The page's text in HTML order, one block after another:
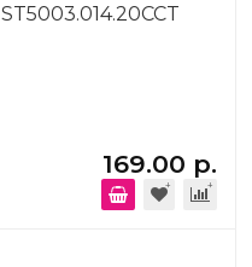
ST5003.014.20CCT
169.00 р.